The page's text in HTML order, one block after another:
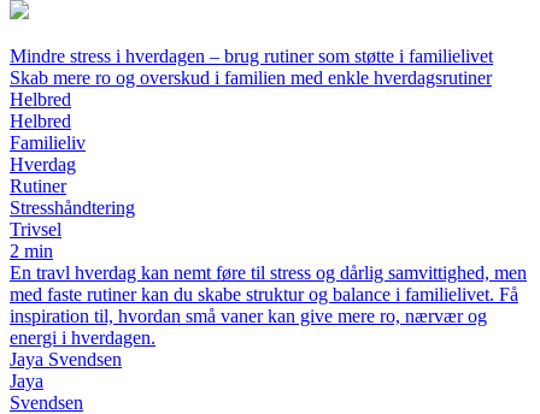
Mindre stress i hverdagen – brug rutiner som støtte i familielivet
Skab mere ro og overskud i familien med enkle hverdagsrutiner
Helbred
Helbred
Familieliv
Hverdag
Rutiner
Stresshåndtering
Trivsel
2 min
En travl hverdag kan nemt føre til stress og dårlig samvittighed, men
med faste rutiner kan du skabe struktur og balance i familielivet. Få
inspiration til, hvordan små vaner kan give mere ro, nærvær og
energi i hverdagen.
Jaya Svendsen
Jaya
Svendsen